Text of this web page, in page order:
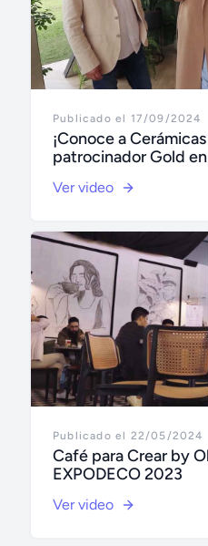
Publicado el 17/09/2024
¡Conoce a
patrocinador Gold
Ver video
Publicado el 22/05/2024
Café para Crear by
EXPODECO 2023
Ver video